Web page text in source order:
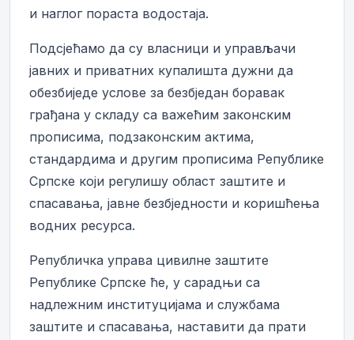
и наглог пораста водостаја.
Подсјећамо да су власници и управљачи
јавних и приватних купалишта дужни да
обезбиједе услове за безбједан боравак
грађана у складу са важећим законским
прописима, подзаконским актима,
стандардима и другим прописима Републике
Српске који регулишу област заштите и
спасавања, јавне безбједности и коришћења
водних ресурса.
Републичка управа цивилне заштите
Републике Српске ће, у сарадњи са
надлежним институцијама и службама
заштите и спасавања, наставити да прати